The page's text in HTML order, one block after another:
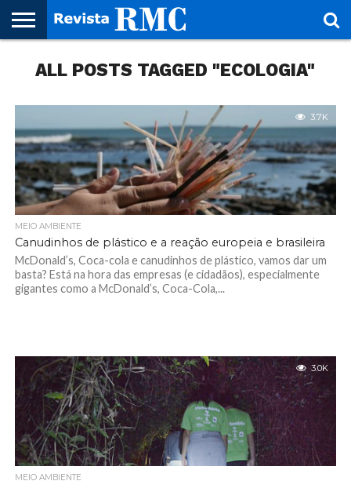
REVISTA
RMC
PROJETO
CULTURAL
RMC – 20
CIDADES
ARTE &
CULTURA
NOTÍCIAS
CORPORATIVAS
EDIÇÕES
ANTERIORES
PARCEIROS
FAÇA
O
FALE
CONOSCO
ALL POSTS TAGGED "ECOLOGIA"
3.7K
MEIO AMBIENTE
Canudinhos de plástico e a reação europeia e brasileira
McDonald’s, Coca-cola e canudinhos de plástico, vamos dar um
basta? Está na hora das empresas (e cidadãos), especialmente
gigantes como a McDonald’s, Coca-Cola,...
3.0K
MEIO AMBIENTE